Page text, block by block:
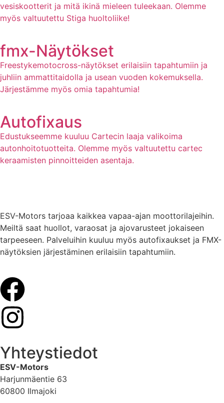
vesiskootterit ja mitä ikinä mieleen tuleekaan. Olemme
myös valtuutettu Stiga huoltoliike!
fmx-Näytökset
Freestykemotocross-näytökset erilaisiin tapahtumiin ja
juhliin ammattitaidolla ja usean vuoden kokemuksella.
Järjestämme myös omia tapahtumia!
Autofixaus
Edustukseemme kuuluu Cartecin laaja valikoima
autonhoitotuotteita. Olemme myös valtuutettu cartec
keraamisten pinnoitteiden asentaja.
ESV-Motors tarjoaa kaikkea vapaa-ajan moottorilajeihin.
Meiltä saat huollot, varaosat ja ajovarusteet jokaiseen
tarpeeseen. Palveluihin kuuluu myös autofixaukset ja FMX-
näytöksien järjestäminen erilaisiin tapahtumiin.
Yhteystiedot
ESV-Motors
Harjunmäentie 63
60800 Ilmajoki